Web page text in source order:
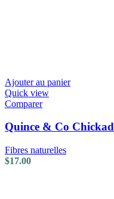
Ajouter au panier
Quick view
Comparer
Quince & Co
Fibres naturelles
$17.00